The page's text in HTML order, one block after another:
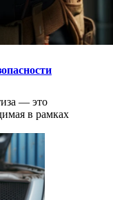
— это
в рамках